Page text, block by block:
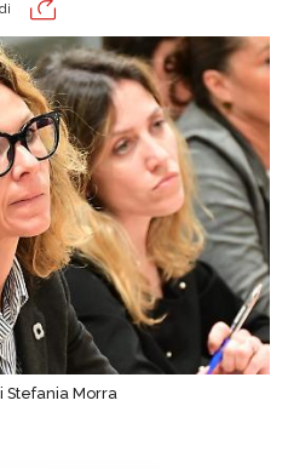
Stefania Morra